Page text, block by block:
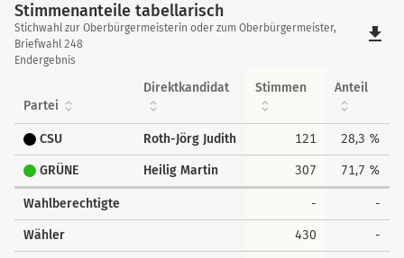
Stimmenanteile tabellarisch
Stimmenanteile
tabellarisch
Stichwahl zur Oberbürgermeisterin oder zum Oberbürgermeister,
Briefwahl 248
Endergebnis
file_download
Partei
Direktkandidat Stimmen Anteil
CSU Roth-Jörg Judith 121 28,3 %
GRÜNE Heilig Martin 307 71,7 %
Wahlberechtigte - -
Wähler 430 -